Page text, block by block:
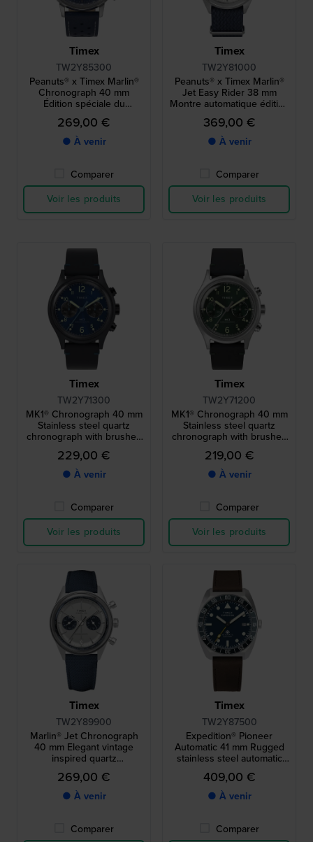
Timex
TW2Y85300
Peanuts® x Timex Marlin®
Chronograph 40 mm
Édition spéciale du
chronographe à quartz
avec cadran Snoopy
269,00 €
● À venir
Comparer
Voir les produits
Timex
TW2Y81000
Peanuts® x Timex Marlin®
Jet Easy Rider 38 mm
Montre automatique édition
spéciale avec cadran
Snoopy
369,00 €
● À venir
Comparer
Voir les produits
Timex
TW2Y71300
MK1® Chronograph 40 mm
Stainless steel quartz
chronograph with brushed
case
229,00 €
● À venir
Comparer
Voir les produits
Timex
TW2Y71200
MK1® Chronograph 40 mm
Stainless steel quartz
chronograph with brushed
case
219,00 €
● À venir
Comparer
Voir les produits
Timex
TW2Y89900
Marlin® Jet Chronograph
40 mm Elegant vintage
inspired quartz
chronograph
269,00 €
● À venir
Comparer
Timex
TW2Y87500
Expedition® Pioneer
Automatic 41 mm Rugged
stainless steel automatic
outdoor watch
409,00 €
● À venir
Comparer